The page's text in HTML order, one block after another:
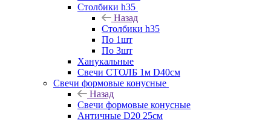
Столбики h35
Назад
Столбики h35
По 1шт
По 3шт
Ханукальные
Свечи СТОЛБ 1м D40см
Свечи формовые конусные
Назад
Свечи формовые конусные
Античные D20 25см